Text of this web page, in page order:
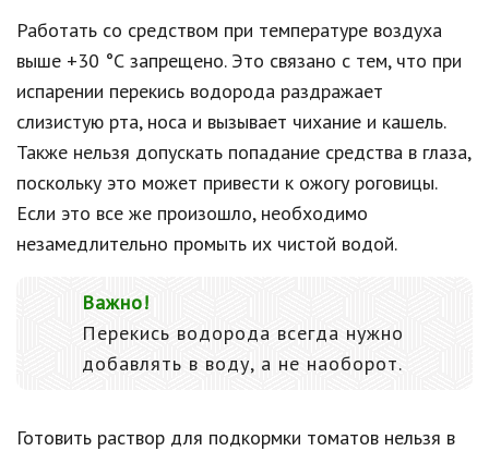
Работать со средством при температуре воздуха
выше +30 °С запрещено. Это связано с тем, что при
испарении перекись водорода раздражает
слизистую рта, носа и вызывает чихание и кашель.
Также нельзя допускать попадание средства в глаза,
поскольку это может привести к ожогу роговицы.
Если это все же произошло, необходимо
незамедлительно промыть их чистой водой.
Важно!
Перекись водорода всегда нужно
добавлять в воду, а не наоборот.
Готовить раствор для подкормки томатов нельзя в